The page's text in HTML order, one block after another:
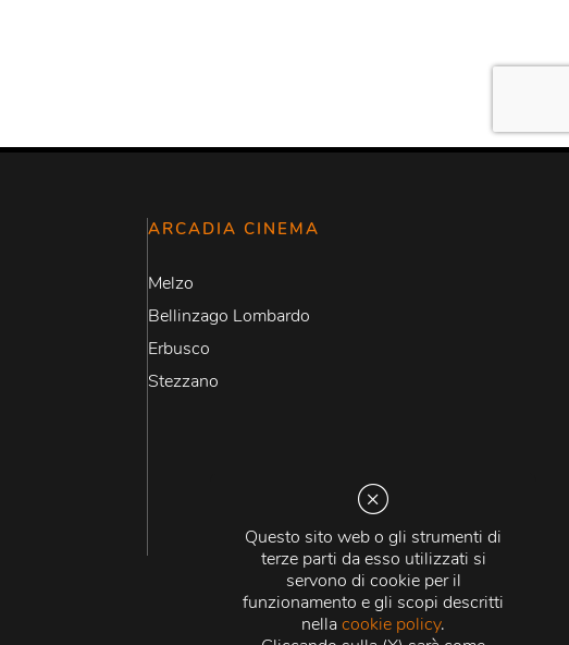
Questo sito web o gli strumenti di
terze parti da esso utilizzati si
servono di cookie per il
funzionamento e gli scopi descritti
nellacookie policy.
ARCADIA CINEMA
Melzo
Bellinzago Lombardo
Erbusco
Stezzano